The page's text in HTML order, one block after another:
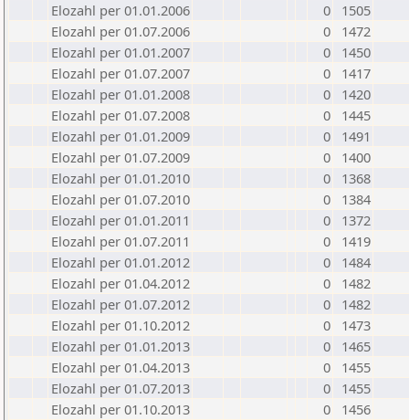
Elozahl per 01.01.2006
0
1505
Elozahl per 01.07.2006
0
1472
Elozahl per 01.01.2007
0
1450
Elozahl per 01.07.2007
0
1417
Elozahl per 01.01.2008
0
1420
Elozahl per 01.07.2008
0
1445
Elozahl per 01.01.2009
0
1491
Elozahl per 01.07.2009
0
1400
Elozahl per 01.01.2010
0
1368
Elozahl per 01.07.2010
0
1384
Elozahl per 01.01.2011
0
1372
Elozahl per 01.07.2011
0
1419
Elozahl per 01.01.2012
0
1484
Elozahl per 01.04.2012
0
1482
Elozahl per 01.07.2012
0
1482
Elozahl per 01.10.2012
0
1473
Elozahl per 01.01.2013
0
1465
Elozahl per 01.04.2013
0
1455
Elozahl per 01.07.2013
0
1455
Elozahl per 01.10.2013
0
1456